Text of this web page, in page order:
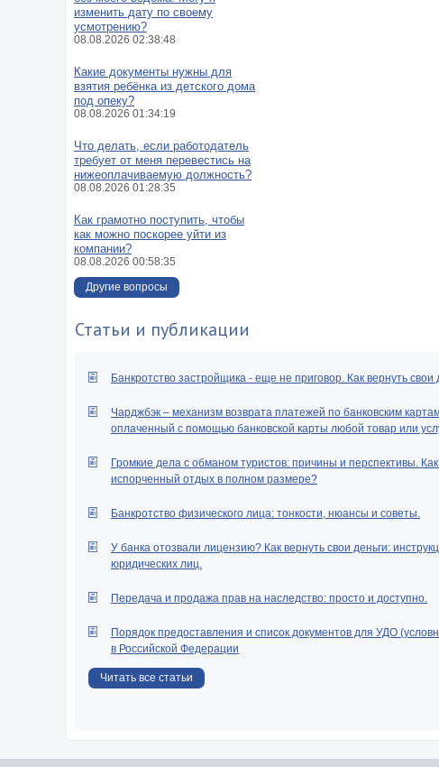
изменить дату по своему
усмотрению?
08.08.2026 02:38:48
Какие документы нужны для
взятия ребёнка из детского дома
под опеку?
08.08.2026 01:34:19
Что делать, если работодатель
требует от меня перевестись на
нижеоплачиваемую должность?
08.08.2026 01:28:35
Как грамотно поступить, чтобы
как можно поскорее уйти из
компании?
08.08.2026 00:58:35
Другие вопросы
Статьи и публикации
Банкротство застройщика - еще не приговор. Как вернуть свои
Чарджбэк – механизм возврата платежей по банковским
оплаченный с помощью банковской карты любой товар или
Громкие дела с обманом туристов: причины и перспективы. Как
испорченный отдых в полном размере?
Банкротство физического лица: тонкости, нюансы и советы.
У банка отозвали лицензию? Как вернуть свои деньги:
юридических лиц.
Передача и продажа прав на наследство: просто и доступно.
Порядок предоставления и список документов для УДО
в Российской Федерации
Читать все статьи